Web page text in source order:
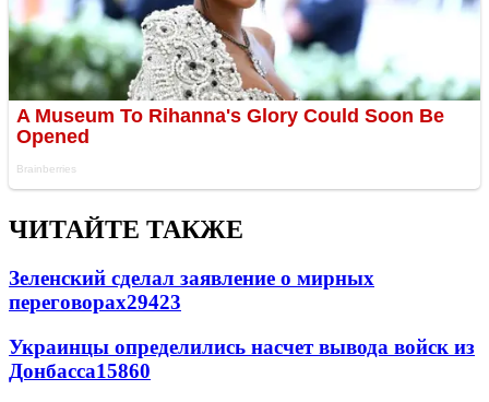
ЧИТАЙТЕ ТАКЖЕ
Зеленский сделал заявление о мирных
переговорах29423
Украинцы определились насчет вывода войск из
Донбасса15860